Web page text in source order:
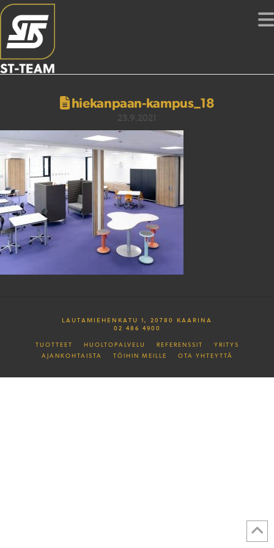
hiekanpaan-kampus_18
LAUTAMIEHENKATU 1, 20780 KAARINA
02 486 4900
TUOTTEET HUOLTOPALVELU REFERENSSIT
YRITYS
AJANKOHTAISTA
TÖIHIN MEILLE OTA YHTEYTTÄ